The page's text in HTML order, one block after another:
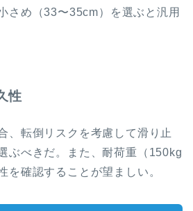
さめ（33〜35cm）を選ぶと汎用
性
、転倒リスクを考慮して滑り止
ぶべきだ。また、耐荷重（150kg
を確認することが望ましい。